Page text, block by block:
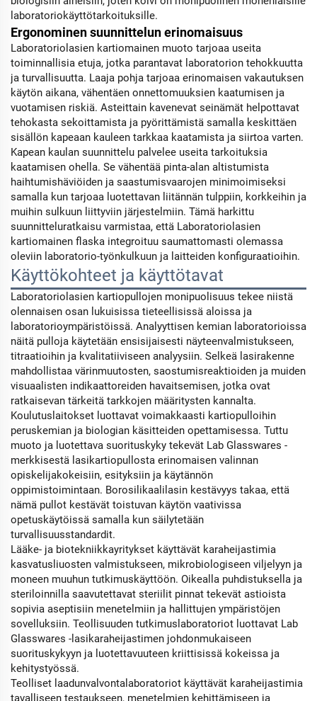
laboratoriokäyttötarkoituksille.
Ergonominen suunnittelun erinomaisuus
Laboratoriolasien kartiomainen muoto tarjoaa useita
toiminnallisia etuja, jotka parantavat laboratorion tehokkuutta
ja turvallisuutta. Laaja pohja tarjoaa erinomaisen vakautuksen
käytön aikana, vähentäen onnettomuuksien kaatumisen ja
vuotamisen riskiä. Asteittain kavenevat seinämät helpottavat
tehokasta sekoittamista ja pyörittämistä samalla keskittäen
sisällön kapeaan kauleen tarkkaa kaatamista ja siirtoa varten.
Kapean kaulan suunnittelu palvelee useita tarkoituksia
kaatamisen ohella. Se vähentää pinta-alan altistumista
haihtumishäviöiden ja saastumisvaarojen minimoimiseksi
samalla kun tarjoaa luotettavan liitännän tulppiin, korkkeihin ja
muihin sulkuun liittyviin järjestelmiin. Tämä harkittu
suunnitteluratkaisu varmistaa, että Laboratoriolasien
kartiomainen flaska integroituu saumattomasti olemassa
oleviin laboratorio-työnkulkuun ja laitteiden konfiguraatioihin.
Käyttökohteet ja käyttötavat
Laboratoriolasien kartiopullojen monipuolisuus tekee niistä
olennaisen osan lukuisissa tieteellisissä aloissa ja
laboratorioympäristöissä. Analyyttisen kemian laboratorioissa
näitä pulloja käytetään ensisijaisesti näyteenvalmistukseen,
titraatioihin ja kvalitatiiviseen analyysiin. Selkeä lasirakenne
mahdollistaa värinmuutosten, saostumisreaktioiden ja muiden
visuaalisten indikaattoreiden havaitsemisen, jotka ovat
ratkaisevan tärkeitä tarkkojen määritysten kannalta.
Koulutuslaitokset luottavat voimakkaasti kartiopulloihin
peruskemian ja biologian käsitteiden opettamisessa. Tuttu
muoto ja luotettava suorituskyky tekevät Lab Glasswares -
merkkisestä lasikartiopullosta erinomaisen valinnan
opiskelijakokeisiin, esityksiin ja käytännön
oppimistoimintaan. Borosilikaalilasin kestävyys takaa, että
nämä pullot kestävät toistuvan käytön vaativissa
opetuskäytöissä samalla kun säilytetään
turvallisuusstandardit.
Lääke- ja biotekniikkayritykset käyttävät karaheijastimia
kasvatusliuosten valmistukseen, mikrobiologiseen viljelyyn ja
moneen muuhun tutkimuskäyttöön. Oikealla puhdistuksella ja
steriloinnilla saavutettavat steriilit pinnat tekevät astioista
sopivia aseptisiin menetelmiin ja hallittujen ympäristöjen
sovelluksiin. Teollisuuden tutkimuslaboratoriot luottavat Lab
Glasswares -lasikaraheijastimen johdonmukaiseen
suorituskykyyn ja luotettavuuteen kriittisissä kokeissa ja
kehitystyössä.
Teolliset laadunvalvontalaboratoriot käyttävät karaheijastimia
tavalliseen testaukseen, menetelmien kehittämiseen ja